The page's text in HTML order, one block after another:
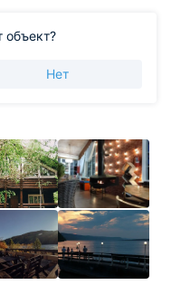
объект?
Нет